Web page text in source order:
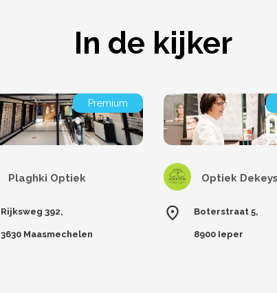
In de kijker
Premium
Plaghki Optiek
Rijksweg 392,
3630 Maasmechelen
Boterstraat 5,
8900 Ieper